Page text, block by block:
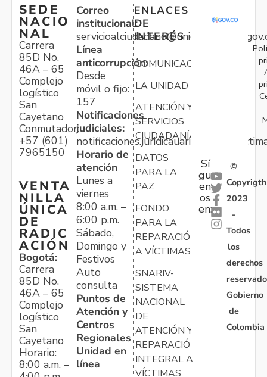
SEDE
NACIO
NAL
Carrera
85D No.
46A – 65
Complejo
logístico
San
Cayetano
Conmutador:
+57 (601)
7965150
VENTA
NILLA
ÚNICA
DE
RADIC
ACIÓN
Bogotá:
Carrera
85D No.
46A – 65
Complejo
logístico
San
Cayetano
Horario:
8:00 a.m. –
Correo
institucional:
Línea
anticorrupción:
Desde
móvil o fijo:
157
Notificaciones
judiciales:
Horario de
atención
Lunes a
viernes
8:00 a.m. –
6:00 p.m.
Sábado,
Domingo y
Festivos
Auto
consulta
Puntos de
Atención y
Centros
Regionales
Unidad en
línea
ENLACES
DE
INTERÉS
COMUNICACIONES
LA UNIDAD
ATENCIÓN Y
SERVICIOS
CIUDADANÍA
DATOS
PARA LA
PAZ
FONDO
PARA LA
REPARACIÓN
A VÍCTIMAS
SNARIV-
SISTEMA
NACIONAL
DE
ATENCIÓN Y
REPARACIÓN
INTEGRAL A
VÍCTIMAS
Sí
gu
en
os
en:
©
Copyrigth
2023
-
Todos
los
derechos
Gobierno
de
Colombia